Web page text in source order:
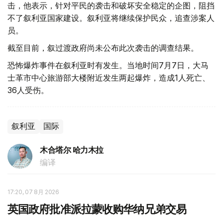
击，他表示，针对平民的袭击和破坏安全稳定的企图，阻挡
不了叙利亚国家建设。叙利亚将继续保护民众，追查涉案人
员。
截至目前，叙过渡政府尚未公布此次袭击的调查结果。
恐怖爆炸事件在叙利亚时有发生。当地时间7月7日，大马
士革市中心旅游部大楼附近发生两起爆炸，造成1人死亡、
36人受伤。
叙利亚 国际
木合塔尔 哈力木拉
编译
17:20, 07 8月 2026
英国政府批准派拉蒙收购华纳兄弟交易